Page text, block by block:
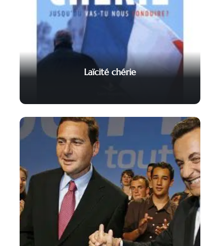
Laïcité chérie